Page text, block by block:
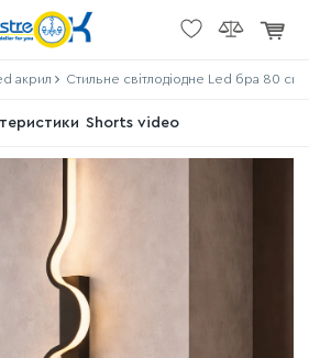
акрил Стильне світлодіодне Led бра 80
Shorts video